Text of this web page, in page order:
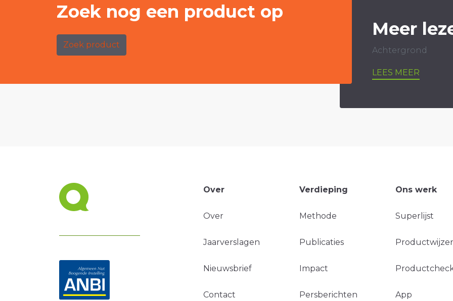
Zoek nog een product op
Zoek product
Meer
Achtergrond
LEES MEER
Over
Over
Jaarverslagen
Nieuwsbrief
Contact
Verdieping
Methode
Publicaties
Impact
Persberichten
Ons werk
Superlijst
App